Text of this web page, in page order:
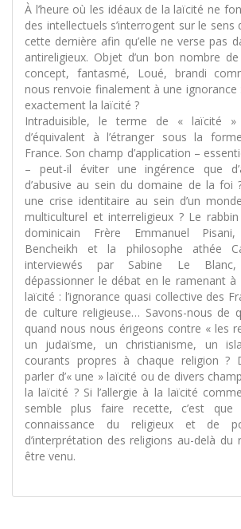
À l’heure où les idéaux de la laïcité ne
des intellectuels s’interrogent sur le sens
cette dernière afin qu’elle ne verse pas
antireligieux. Objet d’un bon nombre
concept, fantasmé, Loué, brandi
nous renvoie finalement à une ignorance
exactement la laïcité ?
Intraduisible, le terme de « laïcité
d’équivalent à l’étranger sous la
France. Son champ d’application –
– peut-il éviter une ingérence que
d’abusive au sein du domaine de la foi
une crise identitaire au sein d’un
multiculturel et interreligieux ? Le
dominicain Frère Emmanuel
Bencheikh et la philosophe athée
interviewés par Sabine Le Blanc,
dépassionner le débat en le ramenant à
laïcité : l’ignorance quasi collective des
de culture religieuse… Savons-nous de
quand nous nous érigeons contre « les
un judaïsme, un christianisme, un
courants propres à chaque religion ?
parler d’« une » laïcité ou de divers
la laïcité ? Si l’allergie à la laïcité
semble plus faire recette, c’est
connaissance du religieux et de
d’interprétation des religions au-delà du
être venu.